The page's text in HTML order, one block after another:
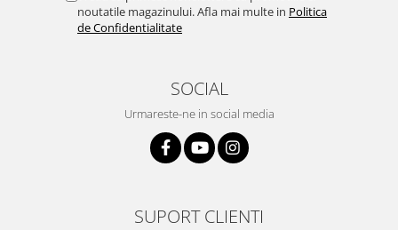
noutatile magazinului. Afla mai multe in Politica
de Confidentialitate
SOCIAL
Urmareste-ne in social media
SUPORT CLIENTI